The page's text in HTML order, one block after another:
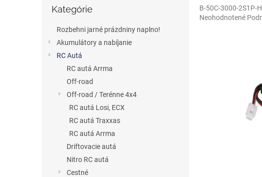
kategórie
Kategórie
Rozbehni jarné prázdniny naplno!
Akumulátory a nabíjanie
RC Autá
RC autá Arrma
Off-road
Off-road / Terénne 4x4
RC autá Losi, ECX
RC autá Traxxas
RC autá Arrma
Driftovacie autá
Nitro RC autá
Cestné
B-50C-3000-2S1P-
Priemerné
Neohodnotené